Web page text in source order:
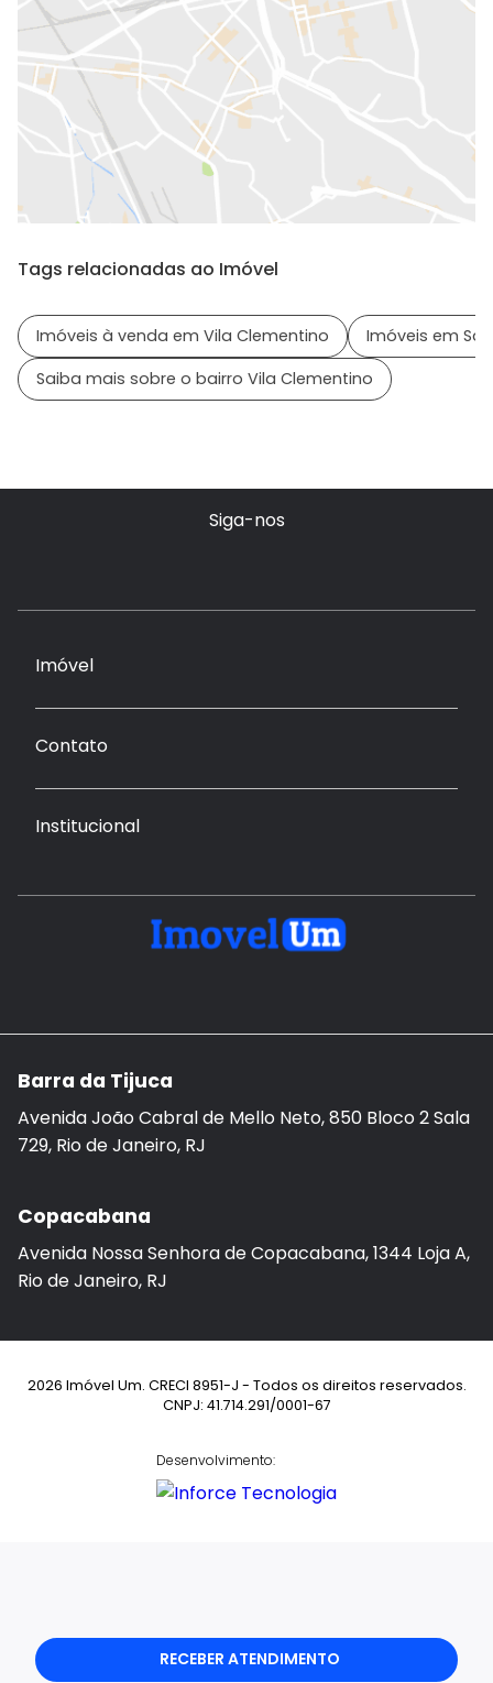
RECEBER ATENDIMENTO
Tags relacionadas ao Imóvel
Imóveis à venda em Vila Clementino
Imóveis em
Saiba mais sobre o bairro Vila Clementino
Siga-nos
Imóvel
Contato
Institucional
Barra da Tijuca
Avenida João Cabral de Mello Neto, 850 Bloco 2 Sala
729, Rio de Janeiro, RJ
Copacabana
Avenida Nossa Senhora de Copacabana, 1344 Loja A,
Rio de Janeiro, RJ
2026 Imóvel Um. CRECI 8951-J - Todos os direitos reservados.
CNPJ: 41.714.291/0001-67
Desenvolvimento: